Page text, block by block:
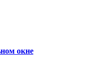
окне